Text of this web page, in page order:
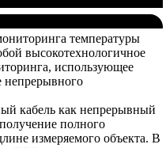
температуры
высокотехнологичное
использующее
непрерывного
кабель как непрерывный
полного
измеряемого объекта. В